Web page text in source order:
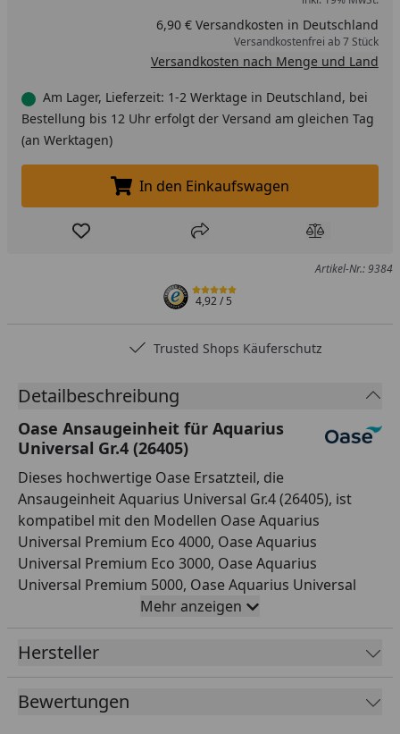
6,90 € Versandkosten in Deutschland
Versandkostenfrei ab 7 Stück
Versandkosten nach Menge und Land
Am Lager, Lieferzeit: 1-2 Werktage in Deutschland, bei
Bestellung bis 12 Uhr erfolgt der Versand am gleichen Tag
(an Werktagen)
In den Einkaufswagen legen
In den Einkaufswagen
Produkt zur Wunschliste hinzufügen
Teilen Produkt
Artikel-Nr.: 9384
4,92/ 5
Trusted Shops Käuferschutz
Detailbeschreibung
Oase Ansaugeinheit für Aquarius
Universal Gr.4 (26405)
Dieses hochwertige Oase Ersatzteil, die
Ansaugeinheit Aquarius Universal Gr.4 (26405), ist
kompatibel mit den Modellen Oase Aquarius
Universal Premium Eco 4000, Oase Aquarius
Universal Premium Eco 3000, Oase Aquarius
Universal Premium 5000, Oase Aquarius Universal
Premium 6000, Oase Aquarius Universal Premium
9000, Oase Aquarius Universal Premium 12000 und
Oase Aquarius Universal Premium 4000. Es ist ein
Teichanwendungen entwickelt wurde. Es ist eine
hervorragende Wahl, um Ihren Teich zuverlässig und
Mehr anzeigen
Hersteller
Bewertungen